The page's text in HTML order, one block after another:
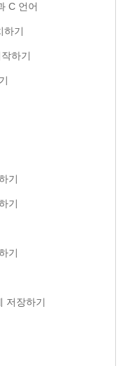
C 언어
하기
하기
기
기
기
저장하기